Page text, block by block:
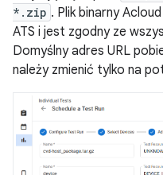
*.zip . Plik binarny
ATS i jest zgodny ze
Domyślny adres URL
należy zmienić tylko na